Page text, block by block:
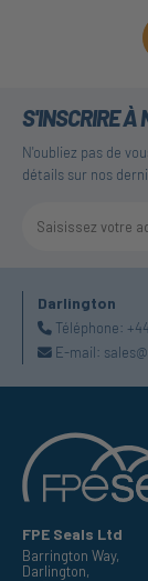
S'INSCRIRE À
N'oubliez pas de
détails sur nos
Darlington
Téléphone:
E-mail:
FPE Seals Ltd
Barrington Way,
Darlington,